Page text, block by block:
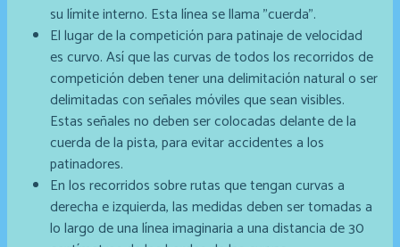
su límite interno. Esta línea se llama "cuerda".
El lugar de la competición para patinaje de velocidad
es curvo. Así que las curvas de todos los recorridos de
competición deben tener una delimitación natural o ser
delimitadas con señales móviles que sean visibles.
Estas señales no deben ser colocadas delante de la
cuerda de la pista, para evitar accidentes a los
patinadores.
En los recorridos sobre rutas que tengan curvas a
derecha e izquierda, las medidas deben ser tomadas a
lo largo de una línea imaginaria a una distancia de 30